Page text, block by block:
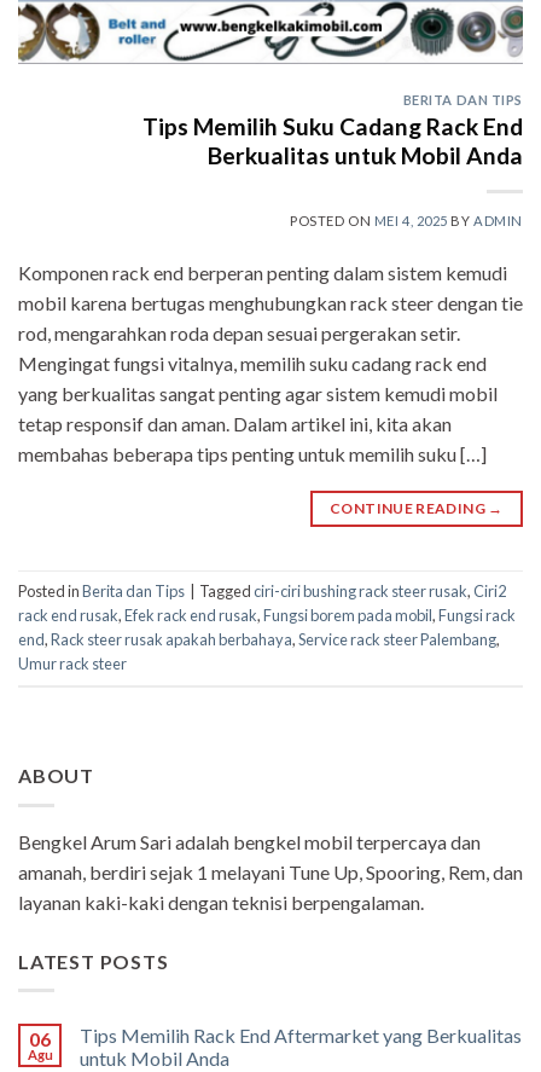
BERITA DAN TIPS
Tips Memilih Suku Cadang Rack End
Berkualitas untuk Mobil Anda
POSTED ON MEI 4, 2025 BYADMIN
Komponen rack end berperan penting dalam sistem kemudi
mobil karena bertugas menghubungkan rack steer dengan tie
rod, mengarahkan roda depan sesuai pergerakan setir.
Mengingat fungsi vitalnya, memilih suku cadang rack end
yang berkualitas sangat penting agar sistem kemudi mobil
tetap responsif dan aman. Dalam artikel ini, kita akan
membahas beberapa tips penting untuk memilih suku […]
CONTINUE READING →
Posted inBerita dan Tips Taggedciri-ciri bushing rack steer rusak,Ciri2
rack end rusak,Efek rack end rusak,Fungsi borem pada mobil,Fungsi rack
end,Rack steer rusak apakah berbahaya,Service rack steer Palembang,
Umur rack steer
ABOUT
Bengkel Arum Sari adalah bengkel mobil terpercaya dan
amanah, berdiri sejak 1 melayani Tune Up, Spooring, Rem, dan
layanan kaki-kaki dengan teknisi berpengalaman.
LATEST POSTS
06
Agu
Tips Memilih Rack End Aftermarket yang Berkualitas
untuk Mobil Anda